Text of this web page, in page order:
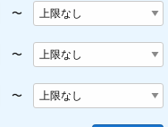
〜
〜
〜